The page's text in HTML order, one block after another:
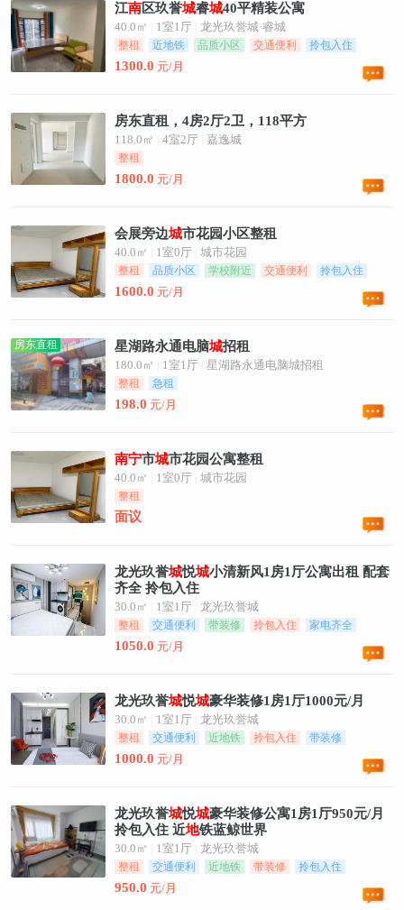
江南区玖誉城睿城40平精装公寓
40.0㎡ 1室1厅 龙光玖誉城·睿城
整租 近地铁 品质小区 交通便利
拎包入住
安全性高
1300.0 元/月
房东直租，4房2厅2卫，118平方
118.0㎡ 4室2厅 嘉逸城
整租
1800.0 元/月
会展旁边城市花园小区整租
40.0㎡ 1室0厅 城市花园
整租 品质小区 学校附近 交通便利
拎包入住
家电齐全
1600.0 元/月
房东直租 星湖路永通电脑城招租
180.0㎡ 1室1厅 星湖路永通电脑城招租
整租 急租
198.0 元/月
南宁市城市花园公寓整租
40.0㎡ 1室0厅 城市花园
整租
面议
龙光玖誉城悦城小清新风1房1厅公寓出租 配套
齐全 拎包入住
30.0㎡ 1室1厅 龙光玖誉城
整租 交通便利 带装修 拎包入住
家电齐全
成熟配套
1050.0 元/月
龙光玖誉城悦城豪华装修1房1厅1000元/月
30.0㎡ 1室1厅 龙光玖誉城
整租 交通便利 近地铁 拎包入住
带装修
成熟配套
1000.0 元/月
龙光玖誉城悦城豪华装修公寓1房1厅950元/月
拎包入住 近地铁蓝鲸世界
30.0㎡ 1室1厅 龙光玖誉城
整租 交通便利 近地铁 带装修
拎包入住
家电齐全
950.0 元/月